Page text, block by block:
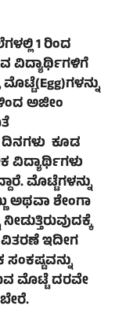
1 ರಿಂದ
ವಿದ್ಯಾರ್ಥಿಗಳಿಗೆ
Egg)ಗಳನ್ನು
ಅಜೀಂ
ದಿನಗಳು ಕೂಡ
ವಿದ್ಯಾರ್ಥಿಗಳು
ಮೊಟ್ಟೆಗಳನ್ನು
ಅಥವಾ ಶೇಂಗಾ
ಇದೀಗ
ಮೊಟ್ಟೆ ದರವೇ